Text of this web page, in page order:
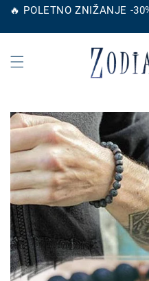
🔥 POLETNO ZNIŽANJE -
na